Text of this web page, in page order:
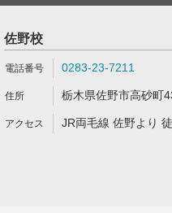
佐野校
0283-23-7211
栃木県佐野市高砂町
JR両毛線 佐野より